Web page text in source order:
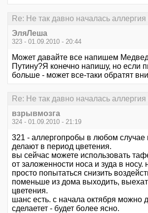
Re: Не так давно началась
ЭляЛеша
323 - 01.09.2010 - 20:44
Может давайте все напишем
Путину?Я конечно напишу, но если
больше - может все-таки обратят
Re: Не так давно началась
взрывмозга
324 - 01.09.2010 - 21:19
321 - аллергопробы в любом случае
делают в период цветения.
вы сейчас можете использовать
от заложенности носа и зуда в носу.
просто попытаться снизить
поменьше из дома выходить,
цветения.
шанс есть. с начала октября можно
сделаетет - будет более ясно.